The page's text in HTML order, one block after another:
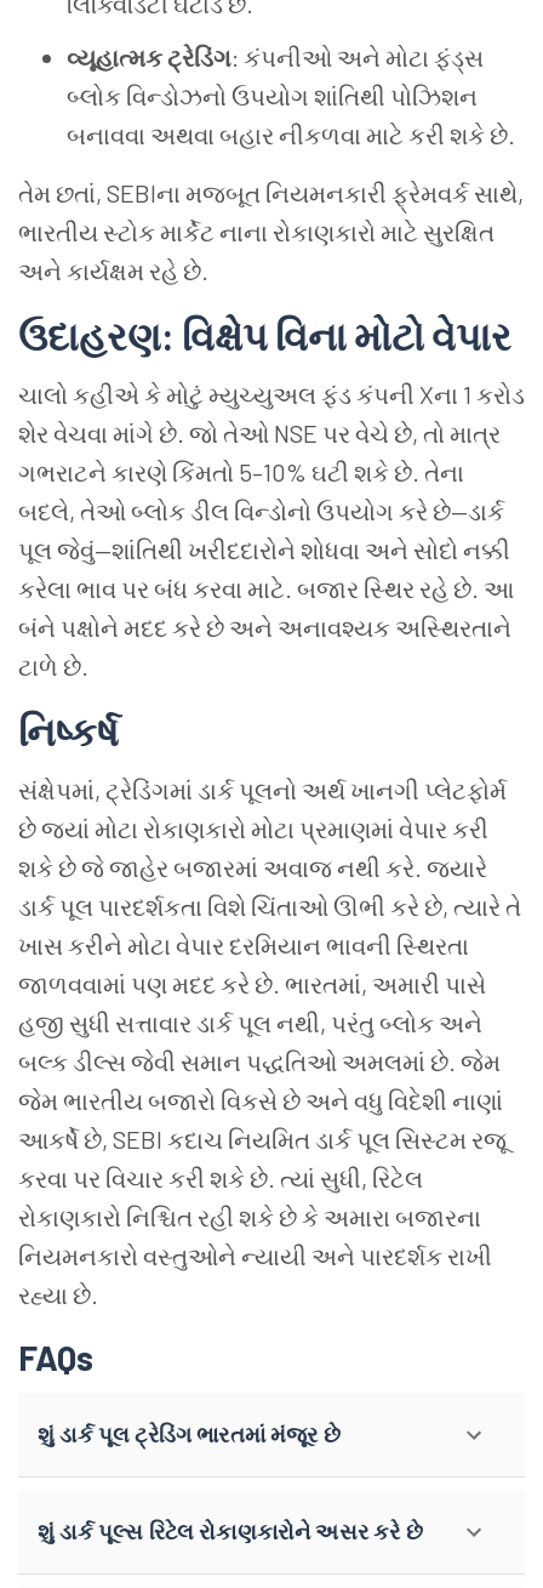
વ્યૂહાત્મક ટ્રેડિંગ: કંપનીઓ અને મોટા ફંડ્સ
બ્લોક વિન્ડોઝનો ઉપયોગ શાંતિથી પોઝિશન
બનાવવા અથવા બહાર નીકળવા માટે કરી શકે છે.
તેમ છતાં, SEBIના મજબૂત નિયમનકારી ફ્રેમવર્ક સાથે,
ભારતીય સ્ટોક માર્કેટ નાના રોકાણકારો માટે સુરક્ષિત
અને કાર્યક્ષમ રહે છે.
ઉદાહરણ: વિક્ષેપ વિના મોટો વેપાર
ચાલો કહીએ કે મોટું મ્યુચ્યુઅલ ફંડ કંપની Xના 1 કરોડ
શેર વેચવા માંગે છે. જો તેઓ NSE પર વેચે છે, તો માત્ર
ગભરાટને કારણે કિંમતો 5–10% ઘટી શકે છે. તેના
બદલે, તેઓ બ્લોક ડીલ વિન્ડોનો ઉપયોગ કરે છે—ડાર્ક
પૂલ જેવું—શાંતિથી ખરીદદારોને શોધવા અને સોદો નક્કી
કરેલા ભાવ પર બંધ કરવા માટે. બજાર સ્થિર રહે છે. આ
બંને પક્ષોને મદદ કરે છે અને અનાવશ્યક અસ્થિરતાને
ટાળે છે.
નિષ્કર્ષ
સંક્ષેપમાં, ટ્રેડિંગમાં ડાર્ક પૂલનો અર્થ ખાનગી પ્લેટફોર્મ
છે જ્યાં મોટા રોકાણકારો મોટા પ્રમાણમાં વેપાર કરી
શકે છે જે જાહેર બજારમાં અવાજ નથી કરે. જ્યારે
ડાર્ક પૂલ પારદર્શકતા વિશે ચિંતાઓ ઊભી કરે છે, ત્યારે તે
ખાસ કરીને મોટા વેપાર દરમિયાન ભાવની સ્થિરતા
જાળવવામાં પણ મદદ કરે છે. ભારતમાં, અમારી પાસે
હજી સુધી સત્તાવાર ડાર્ક પૂલ નથી, પરંતુ બ્લોક અને
બલ્ક ડીલ્સ જેવી સમાન પદ્ધતિઓ અમલમાં છે. જેમ
જેમ ભારતીય બજારો વિકસે છે અને વધુ વિદેશી નાણાં
આકર્ષે છે, SEBI કદાચ નિયમિત ડાર્ક પૂલ સિસ્ટમ રજૂ
કરવા પર વિચાર કરી શકે છે. ત્યાં સુધી, રિટેલ
રોકાણકારો નિશ્ચિત રહી શકે છે કે અમારા બજારના
નિયમનકારો વસ્તુઓને ન્યાયી અને પારદર્શક રાખી
રહ્યા છે.
FAQs
શું ડાર્ક પૂલ ટ્રેડિંગ ભારતમાં મંજૂર છે
શું ડાર્ક પૂલ્સ રિટેલ રોકાણકારોને અસર કરે છે